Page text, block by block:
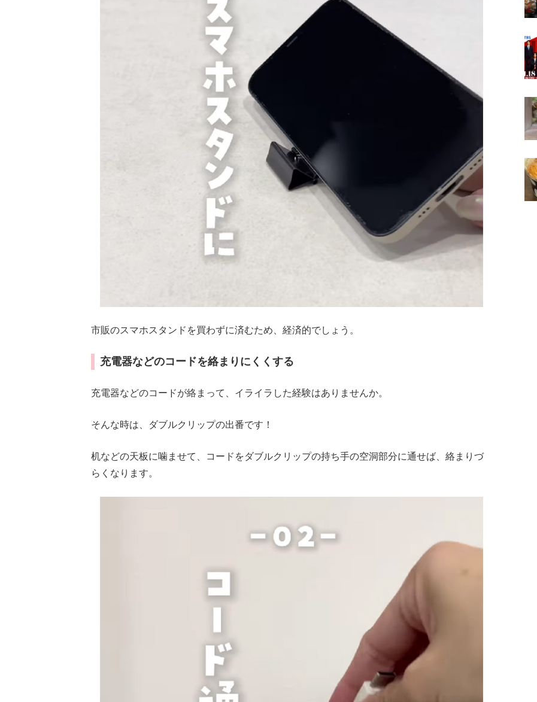
市販のスマホスタンドを買わずに済むため、経済的でしょう。
充電器などのコードを絡まりにくくする
充電器などのコードが絡まって、イライラした経験はありませんか。
そんな時は、ダブルクリップの出番です！
机などの天板に噛ませて、コードをダブルクリップの持ち手の空洞部分に通せば、絡まりづ
らくなります。